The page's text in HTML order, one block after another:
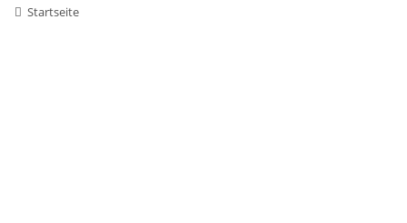
Startseite